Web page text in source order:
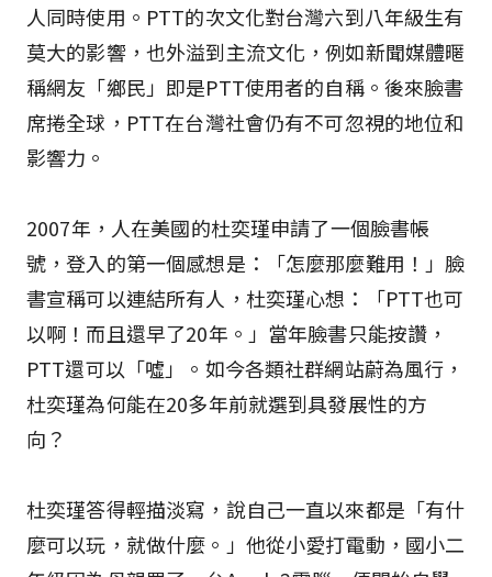
人同時使用。PTT的次文化對台灣六到八年級生有
莫大的影響，也外溢到主流文化，例如新聞媒體暱
稱網友「鄉民」即是PTT使用者的自稱。後來臉書
席捲全球，PTT在台灣社會仍有不可忽視的地位和
影響力。
2007年，人在美國的杜奕瑾申請了一個臉書帳
號，登入的第一個感想是：「怎麼那麼難用！」臉
書宣稱可以連結所有人，杜奕瑾心想：「PTT也可
以啊！而且還早了20年。」當年臉書只能按讚，
PTT還可以「噓」。如今各類社群網站蔚為風行，
杜奕瑾為何能在20多年前就選到具發展性的方
向？
杜奕瑾答得輕描淡寫，說自己一直以來都是「有什
麼可以玩，就做什麼。」他從小愛打電動，國小二